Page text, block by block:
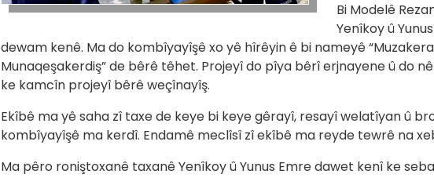
Bi Modelê
Yenîkoy û
dewam kenê. Ma do kombîyayîşê xo yê hîrêyin ê bi nameyê
Munaqeşakerdiş” de bêrê têhet. Projeyî do pîya bêrî erjnayene û do
ke kamcîn projeyî bêrê weçînayîş.
Ekîbê ma yê saha zî taxe de keye bi keye gêrayî, resayî welatîyan û
kombîyayîşê ma kerdî. Endamê meclîsî zî ekîbê ma reyde tewrê na
Ma pêro roniştoxanê taxanê Yenîkoy û Yunus Emre dawet kenî ke